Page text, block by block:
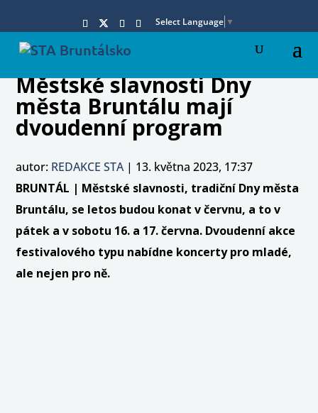
Select Language ▼
Městské slavnosti Dny
města Bruntálu mají
dvoudenní program
autor: REDAKCE STA| 13. května 2023, 17:37
BRUNTÁL | Městské slavnosti, tradiční Dny města
Bruntálu, se letos budou konat v červnu, a to v
pátek a v sobotu 16. a 17. června. Dvoudenní akce
festivalového typu nabídne koncerty pro mladé,
ale nejen pro ně.